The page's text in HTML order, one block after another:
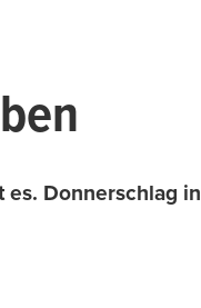
Donnerschlag in